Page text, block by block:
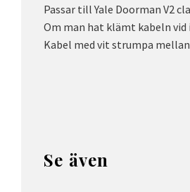
Passar till Yale Doorman V2
Om man hat klämt kabeln
Kabel med vit strumpa
Se även